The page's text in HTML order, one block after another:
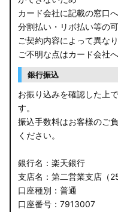
カード会社に記載の窓口
分割払い・リボ払い等の
ご契約内容によって異なり
ご不明な点はカード会社
銀行振込
お振り込みを確認した上
す。
振込手数料はお客様のご
ください。
銀行名：楽天銀行
支店名：第二営業支店（
口座種別：普通
口座番号：7913007